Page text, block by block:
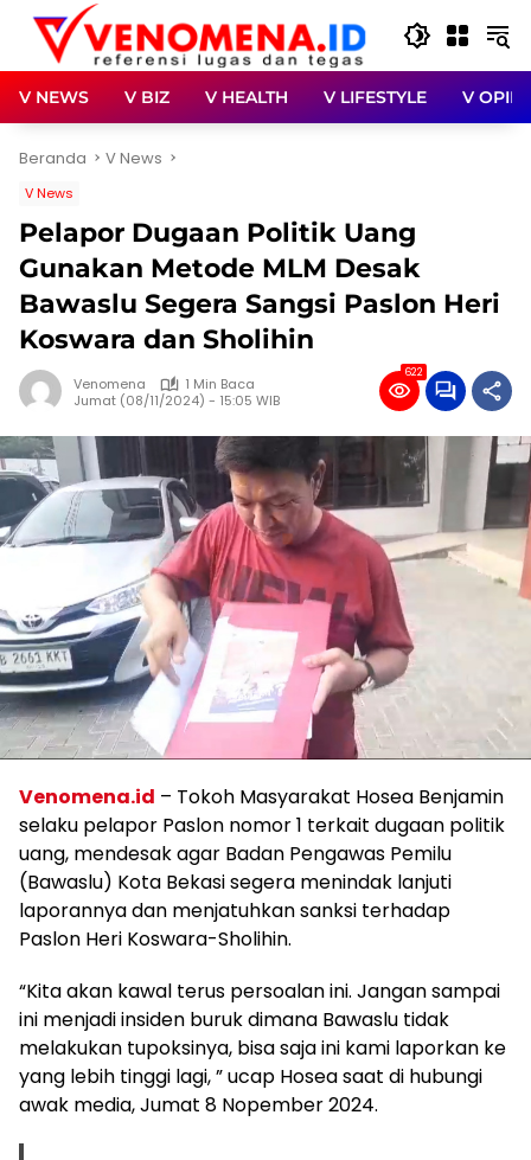
Langsung
konten
V NEWS V BIZ V HEALTH V LIFESTYLE V OPINI
Beranda V News
V News
Pelapor Dugaan Politik Uang
Gunakan Metode MLM Desak
Bawaslu Segera Sangsi Paslon Heri
Koswara dan Sholihin
Venomena
1 Min Baca
Jumat (08/11/2024) - 15:05 WIB
622
Venomena.id – Tokoh Masyarakat Hosea Benjamin
selaku pelapor Paslon nomor 1 terkait dugaan politik
uang, mendesak agar Badan Pengawas Pemilu
(Bawaslu) Kota Bekasi segera menindak lanjuti
laporannya dan menjatuhkan sanksi terhadap
Paslon Heri Koswara-Sholihin.
“Kita akan kawal terus persoalan ini. Jangan sampai
ini menjadi insiden buruk dimana Bawaslu tidak
melakukan tupoksinya, bisa saja ini kami laporkan ke
yang lebih tinggi lagi, ” ucap Hosea saat di hubungi
awak media, Jumat 8 Nopember 2024.